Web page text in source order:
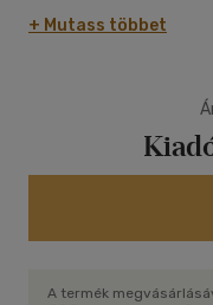
Az egész egyetlen
bánnak az emberekkel.
megtanítson másokat
to Anyone 92 sikerhez
bombabiztos módszert
megismerkedéstől
az élet nagy nyertesei
+ Mutass többet
A termék